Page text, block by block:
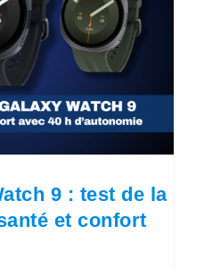
9 : test de la
et confort